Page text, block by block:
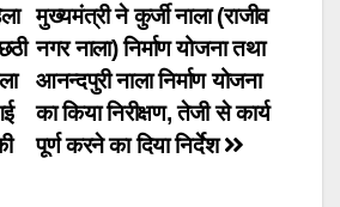
मुख्यमंत्री ने कुर्जी नाला (राजीव
नगर नाला) निर्माण योजना तथा
आनन्दपुरी नाला निर्माण योजना
का किया निरीक्षण, तेजी से कार्य
पूर्ण करने का दिया निर्देश